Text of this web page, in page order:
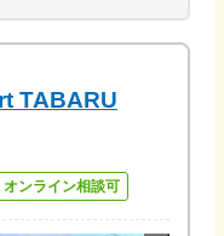
TABARU
オンライン相談可